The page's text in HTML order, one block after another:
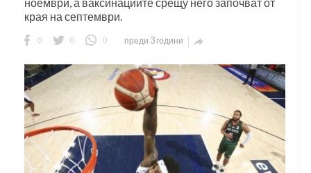
ноември, а ваксинациите срещу него започват от
края на септември.
0 0 0 преди 3 години 